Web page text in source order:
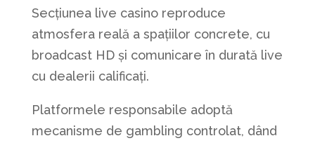
Secțiunea live casino reproduce
atmosfera reală a spațiilor concrete, cu
broadcast HD și comunicare în durată live
cu dealerii calificați.
Platformele responsabile adoptă
mecanisme de gambling controlat, dând